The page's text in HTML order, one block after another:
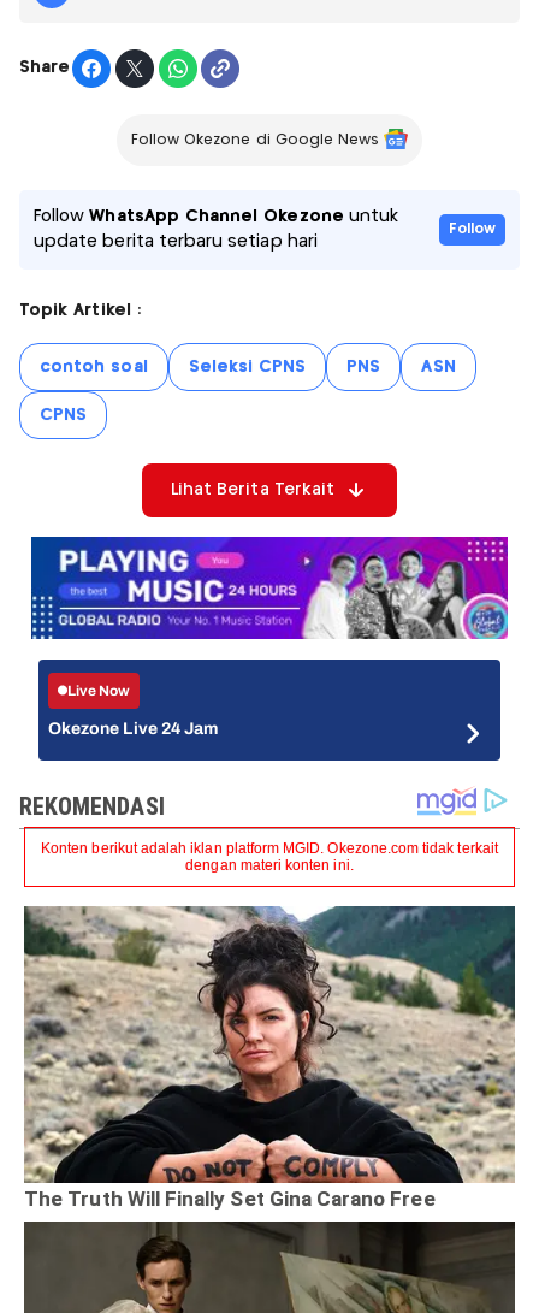
Share
Follow Okezone di Google News
FollowWhatsApp Channel Okezone untuk
update berita terbaru setiap hari
Follow
Topik Artikel :
contoh soal Seleksi CPNS PNS ASN
CPNS
Lihat Berita Terkait
Live Now
Okezone Live 24 Jam